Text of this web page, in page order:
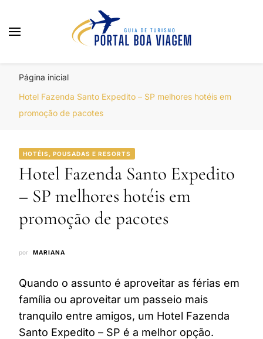
Página inicial
Hotel Fazenda Santo Expedito – SP melhores hotéis em
promoção de pacotes
HOTÉIS, POUSADAS E RESORTS
Hotel Fazenda Santo Expedito
– SP melhores hotéis em
promoção de pacotes
por MARIANA
Quando o assunto é aproveitar as férias em
família ou aproveitar um passeio mais
tranquilo entre amigos, um Hotel Fazenda
Santo Expedito – SP é a melhor opção.